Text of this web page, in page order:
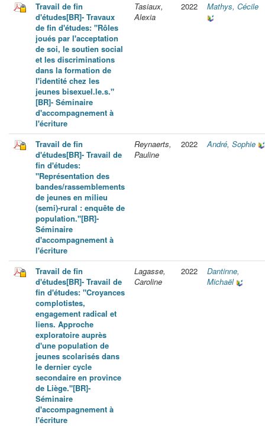
Travail de fin
d'études[BR]- Travaux
de fin d'études: "Rôles
joués par l'acceptation
de soi, le soutien social
et les discriminations
dans la formation de
l'identité chez les
jeunes bisexuel.le.s."
[BR]- Séminaire
d'accompagnement à
l'écriture
Tasiaux,
Alexia
2022 Mathys, Cécile
Travail de fin
d'études[BR]- Travail de
fin d'études:
"Représentation des
bandes/rassemblements
de jeunes en milieu
(semi)-rural : enquête de
population."[BR]-
Séminaire
d'accompagnement à
l'écriture
Reynaerts,
Pauline
2022 André, Sophie
Travail de fin
d'études[BR]- Travail de
fin d'études: "Croyances
complotistes,
engagement radical et
liens. Approche
exploratoire auprès
d'une population de
jeunes scolarisés dans
le dernier cycle
secondaire en province
de Liège."[BR]-
Séminaire
d'accompagnement à
l'écriture
Lagasse,
Caroline
2022
Dantinne,
Michaël